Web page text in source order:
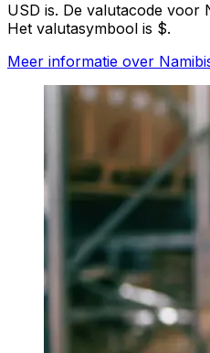
USD is. De valutacode voor
Het valutasymbool is $.
Meer informatie over